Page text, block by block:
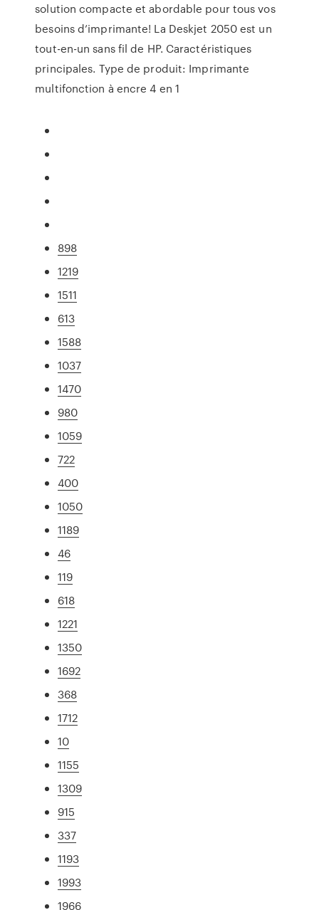
solution compacte et abordable pour tous vos
besoins d’imprimante! La Deskjet 2050 est un
tout-en-un sans fil de HP. Caractéristiques
principales. Type de produit: Imprimante
multifonction à encre 4 en 1
898
1219
1511
613
1588
1037
1470
980
1059
722
400
1050
1189
46
119
618
1221
1350
1692
368
1712
10
1155
1309
915
337
1193
1993
1966